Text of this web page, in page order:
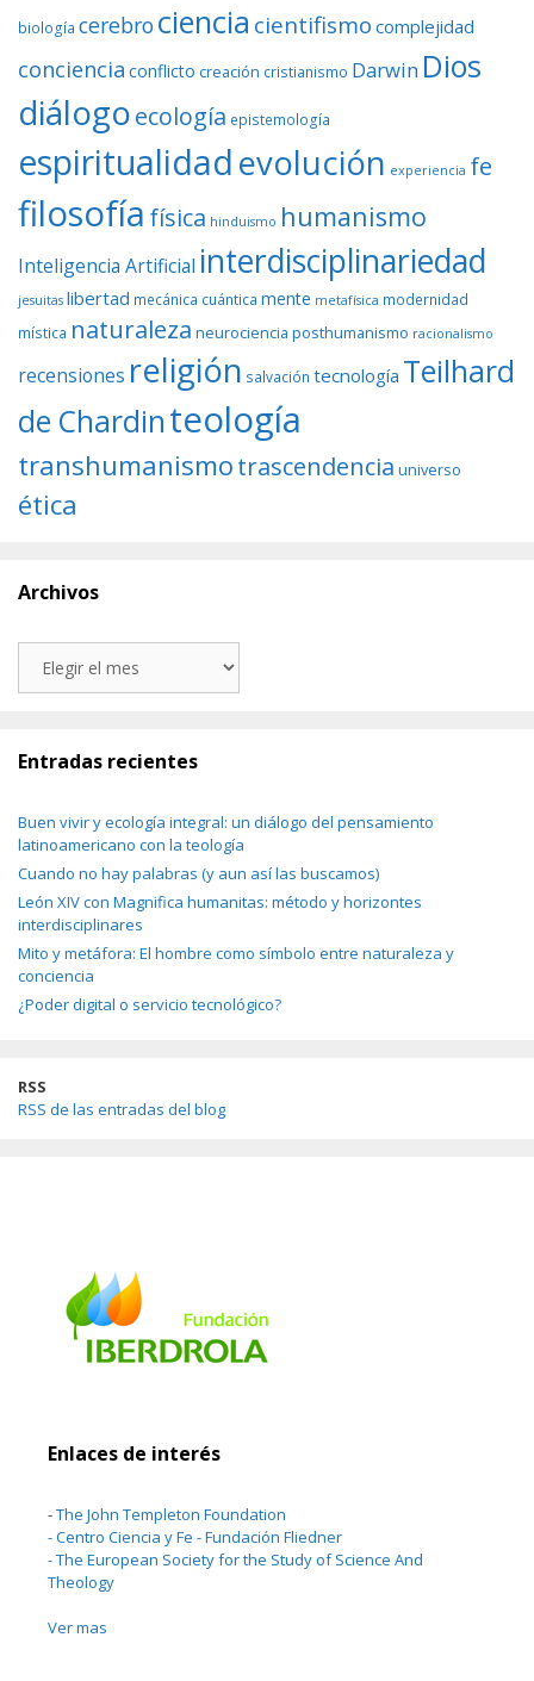
biología cerebro ciencia cientifismo complejidad
conciencia conflicto creación cristianismo Darwin Dios
diálogoecología epistemología
espiritualidadevolución experiencia fe
filosofía física hinduismo humanismo
Inteligencia Artificial interdisciplinariedad
jesuitas libertad mecánica cuántica mente metafísica modernidad
mística naturaleza neurociencia posthumanismo racionalismo
recensiones religión salvación tecnología Teilhard
de Chardinteología
transhumanismotrascendencia universo
ética
Archivos
Entradas recientes
Buen vivir y ecología integral: un diálogo del pensamiento
latinoamericano con la teología
Cuando no hay palabras (y aun así las buscamos)
León XIV con Magnifica humanitas: método y horizontes
interdisciplinares
Mito y metáfora: El hombre como símbolo entre naturaleza y
conciencia
¿Poder digital o servicio tecnológico?
RSS
RSS de las entradas del blog
Enlaces de interés
-The John Templeton Foundation
-Centro Ciencia y Fe - Fundación Fliedner
-The European Society for the Study of Science And
Theology
Ver mas